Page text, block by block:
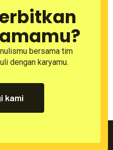
bersama tim
dengan karyamu.
kami